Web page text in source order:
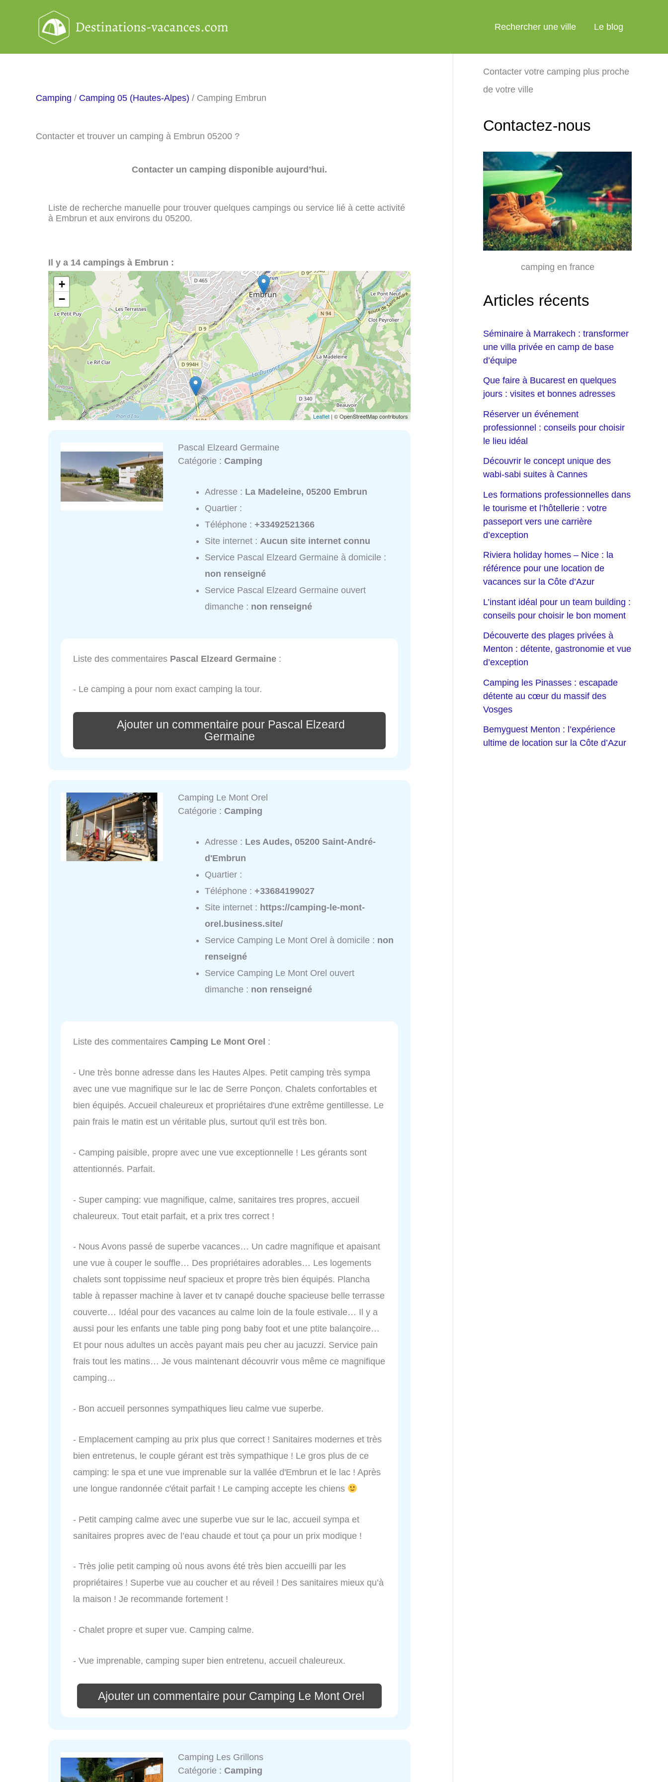
Rechercher une ville Le blog
Camping / Camping 05 (Hautes-Alpes) / Camping Embrun
Contacter et trouver un camping à Embrun 05200 ?
Contacter un camping disponible aujourd’hui.
Liste de recherche manuelle pour trouver quelques campings ou service lié à cette activité
à Embrun et aux environs du 05200.
Il y a 14 campings à Embrun :
+
−
Leaflet | © OpenStreetMap contributors
Pascal Elzeard Germaine
Catégorie :Camping
Adresse : La Madeleine, 05200 Embrun
Quartier :
Téléphone :+33492521366
Site internet : Aucun site internet connu
Service Pascal Elzeard Germaine à domicile :
non renseigné
Service Pascal Elzeard Germaine ouvert
dimanche : non renseigné
Liste des commentaires Pascal Elzeard Germaine :
- Le camping a pour nom exact camping la tour.
Ajouter un commentaire pour Pascal Elzeard
Germaine
Camping Le Mont Orel
Catégorie :Camping
Adresse : Les Audes, 05200 Saint-André-
d'Embrun
Quartier :
Téléphone :+33684199027
Site internet : https://camping-le-mont-
orel.business.site/
Service Camping Le Mont Orel à domicile : non
renseigné
Service Camping Le Mont Orel ouvert
dimanche : non renseigné
Liste des commentaires Camping Le Mont Orel :
- Une très bonne adresse dans les Hautes Alpes. Petit camping très sympa
avec une vue magnifique sur le lac de Serre Ponçon. Chalets confortables et
bien équipés. Accueil chaleureux et propriétaires d'une extrême gentillesse. Le
pain frais le matin est un véritable plus, surtout qu'il est très bon.
- Camping paisible, propre avec une vue exceptionnelle ! Les gérants sont
attentionnés. Parfait.
- Super camping: vue magnifique, calme, sanitaires tres propres, accueil
chaleureux. Tout etait parfait, et a prix tres correct !
- Nous Avons passé de superbe vacances… Un cadre magnifique et apaisant
une vue à couper le souffle… Des propriétaires adorables… Les logements
chalets sont toppissime neuf spacieux et propre très bien équipés. Plancha
table à repasser machine à laver et tv canapé douche spacieuse belle terrasse
couverte… Idéal pour des vacances au calme loin de la foule estivale… Il y a
aussi pour les enfants une table ping pong baby foot et une ptite balançoire…
Et pour nous adultes un accès payant mais peu cher au jacuzzi. Service pain
frais tout les matins… Je vous maintenant découvrir vous même ce magnifique
camping…
- Bon accueil personnes sympathiques lieu calme vue superbe.
- Emplacement camping au prix plus que correct ! Sanitaires modernes et très
bien entretenus, le couple gérant est très sympathique ! Le gros plus de ce
camping: le spa et une vue imprenable sur la vallée d'Embrun et le lac ! Après
une longue randonnée c'était parfait ! Le camping accepte les chiens
- Petit camping calme avec une superbe vue sur le lac, accueil sympa et
sanitaires propres avec de l’eau chaude et tout ça pour un prix modique !
- Très jolie petit camping où nous avons été très bien accueilli par les
propriétaires ! Superbe vue au coucher et au réveil ! Des sanitaires mieux qu’à
la maison ! Je recommande fortement !
- Chalet propre et super vue. Camping calme.
- Vue imprenable, camping super bien entretenu, accueil chaleureux.
Ajouter un commentaire pour Camping Le Mont Orel
Camping Les Grillons
Catégorie :Camping
Contacter votre camping plus proche
de votre ville
Contactez-nous
camping en france
Articles récents
Séminaire à Marrakech : transformer
une villa privée en camp de base
d’équipe
Que faire à Bucarest en quelques
jours : visites et bonnes adresses
Réserver un événement
professionnel : conseils pour choisir
le lieu idéal
Découvrir le concept unique des
wabi-sabi suites à Cannes
Les formations professionnelles dans
le tourisme et l’hôtellerie : votre
passeport vers une carrière
d’exception
Riviera holiday homes – Nice : la
référence pour une location de
vacances sur la Côte d’Azur
L’instant idéal pour un team building :
conseils pour choisir le bon moment
Découverte des plages privées à
Menton : détente, gastronomie et vue
d’exception
Camping les Pinasses : escapade
détente au cœur du massif des
Vosges
Bemyguest Menton : l’expérience
ultime de location sur la Côte d’Azur